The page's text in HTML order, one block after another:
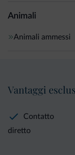
Animali
Animali ammessi
Vantaggi
Contatto
diretto